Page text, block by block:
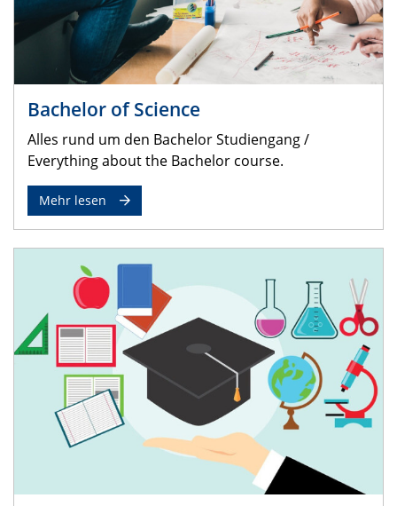
Bachelor of Science
Alles rund um den Bachelor Studiengang /
Everything about the Bachelor course.
Mehr lesen